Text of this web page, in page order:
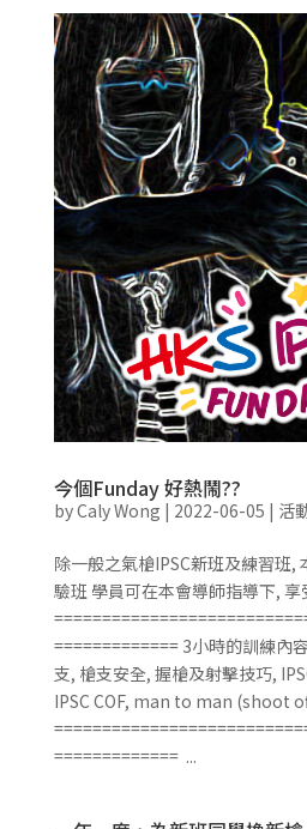
今個Funday 好熱鬧??
byCaly Wong | 2022-06-05 | 活
除一般之氣槍IPSC新班及練習班,
驗班 學員可在本會導師指導下, 享
============= 3小時的訓練內
支, 槍支安全, 握槍及射擊技巧,
IPSC COF, man to man (shoot
============= ...